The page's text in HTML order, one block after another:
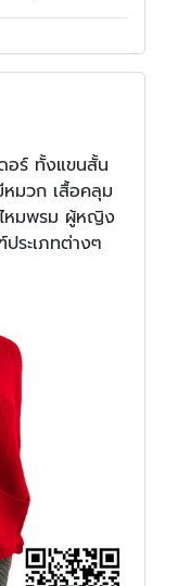
อร์ ทั้งแขนสั้น
มวก เสื้อคลุม
หมพรม ผู้หญิง
ระเภทต่างๆ